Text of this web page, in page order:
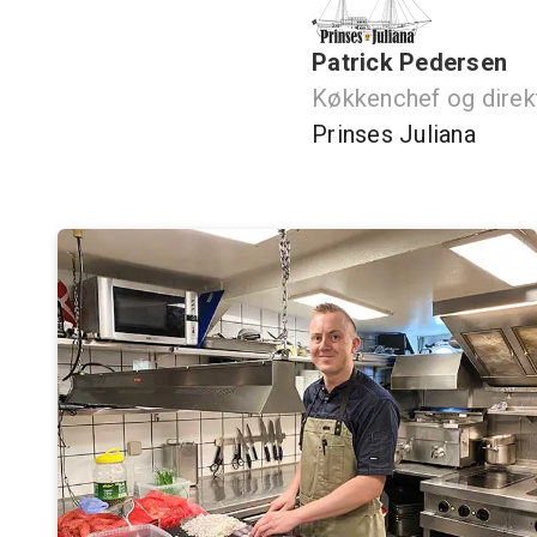
Patrick Pedersen
Køkkenchef og
Prinses Juliana